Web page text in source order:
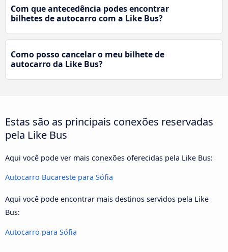
Com que antecedência podes encontrar
bilhetes de autocarro com a Like Bus?
Como posso cancelar o meu bilhete de
autocarro da Like Bus?
Estas são as principais conexões reservadas
pela Like Bus
Aqui você pode ver mais conexões oferecidas pela Like Bus:
Autocarro Bucareste para Sófia
Aqui você pode encontrar mais destinos servidos pela Like
Bus:
Autocarro para Sófia